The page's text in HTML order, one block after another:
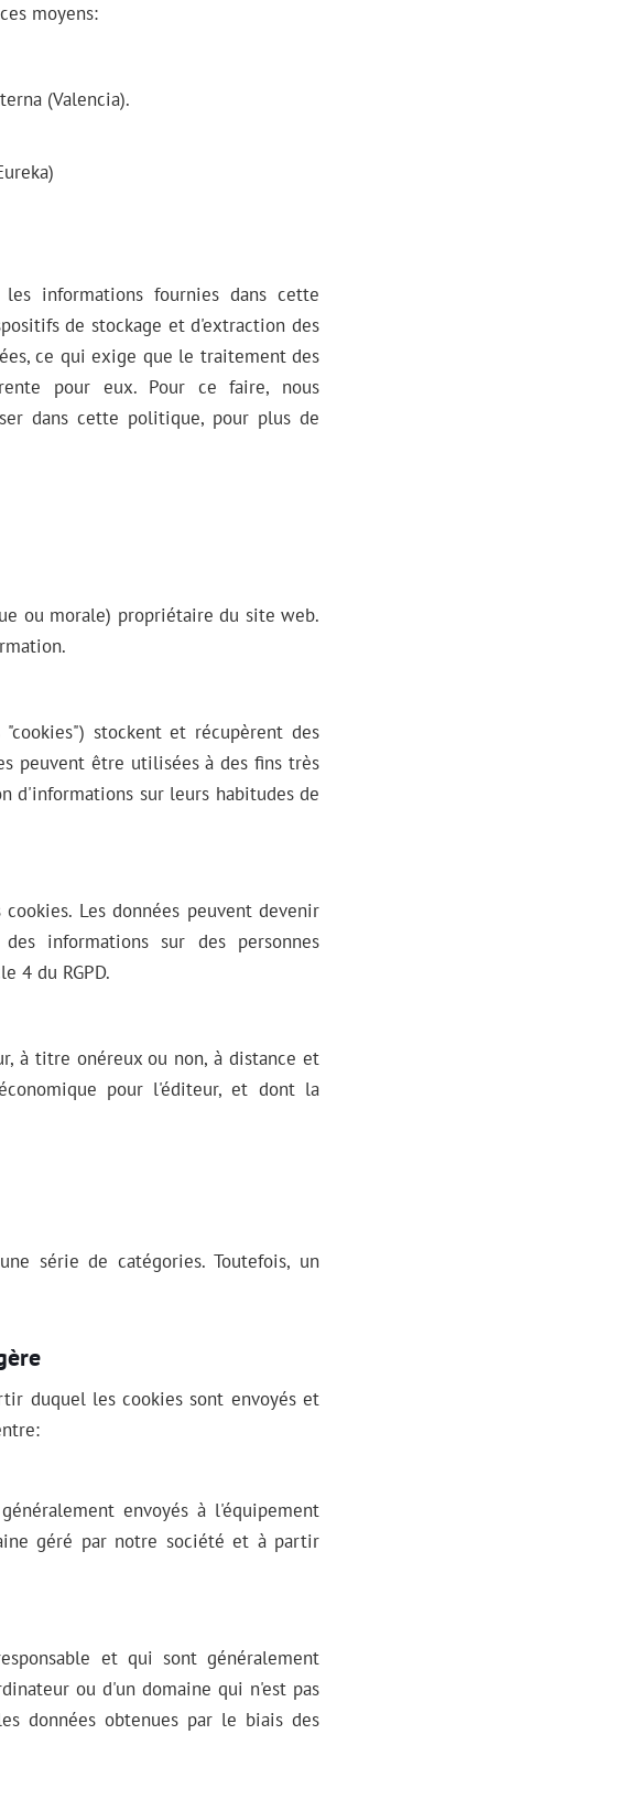
moyens:
(Valencia).
informations fournies dans cette
de stockage et d'extraction des
ce qui exige que le traitement des
pour eux. Pour ce faire, nous
dans cette politique, pour plus de
ou morale) propriétaire du site web.
stockent et récupèrent des
peuvent être utilisées à des fins très
d'informations sur leurs habitudes de
Les données peuvent devenir
informations sur des personnes
4 du RGPD.
à titre onéreux ou non, à distance et
pour l'éditeur, et dont la
série de catégories. Toutefois, un
duquel les cookies sont envoyés et
envoyés à l'équipement
géré par notre société et à partir
et qui sont généralement
ou d'un domaine qui n'est pas
données obtenues par le biais des